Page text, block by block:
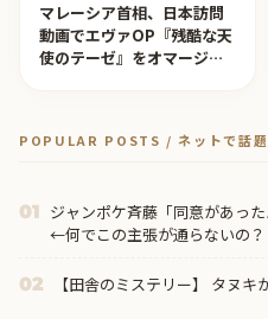
マレーシア首相、日本訪問
動画でエヴァOP『残酷な天
使のテーゼ』をオマージュ
POPULAR POSTS / ネットで話題
01 ジャンポケ斉藤「同意があっ
←何でこの主張が通らないの？
02 【田舎のミステリー】 タヌ